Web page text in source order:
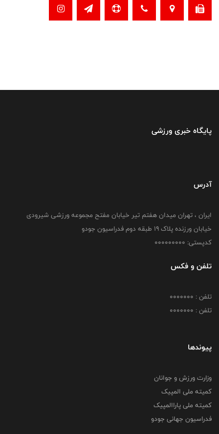
پایگاه خبری ورزشی
آدرس
ایران ، تهران میدان هفتم تیر خیابان مفتح مجموعه ورزشی شیرودی
خیابان ورزنده پلاک ۱۹ طبقه دوم فدراسیون جودو
کدپستی: 000000000
تلفن و فکس
تلفن : 0000000
تلفن : 0000000
پیوندها
وزارت ورزش و جوانان
کمیته ملی المپیک
کمیته ملی پاراالمپیک
فدراسیون جهانی جودو